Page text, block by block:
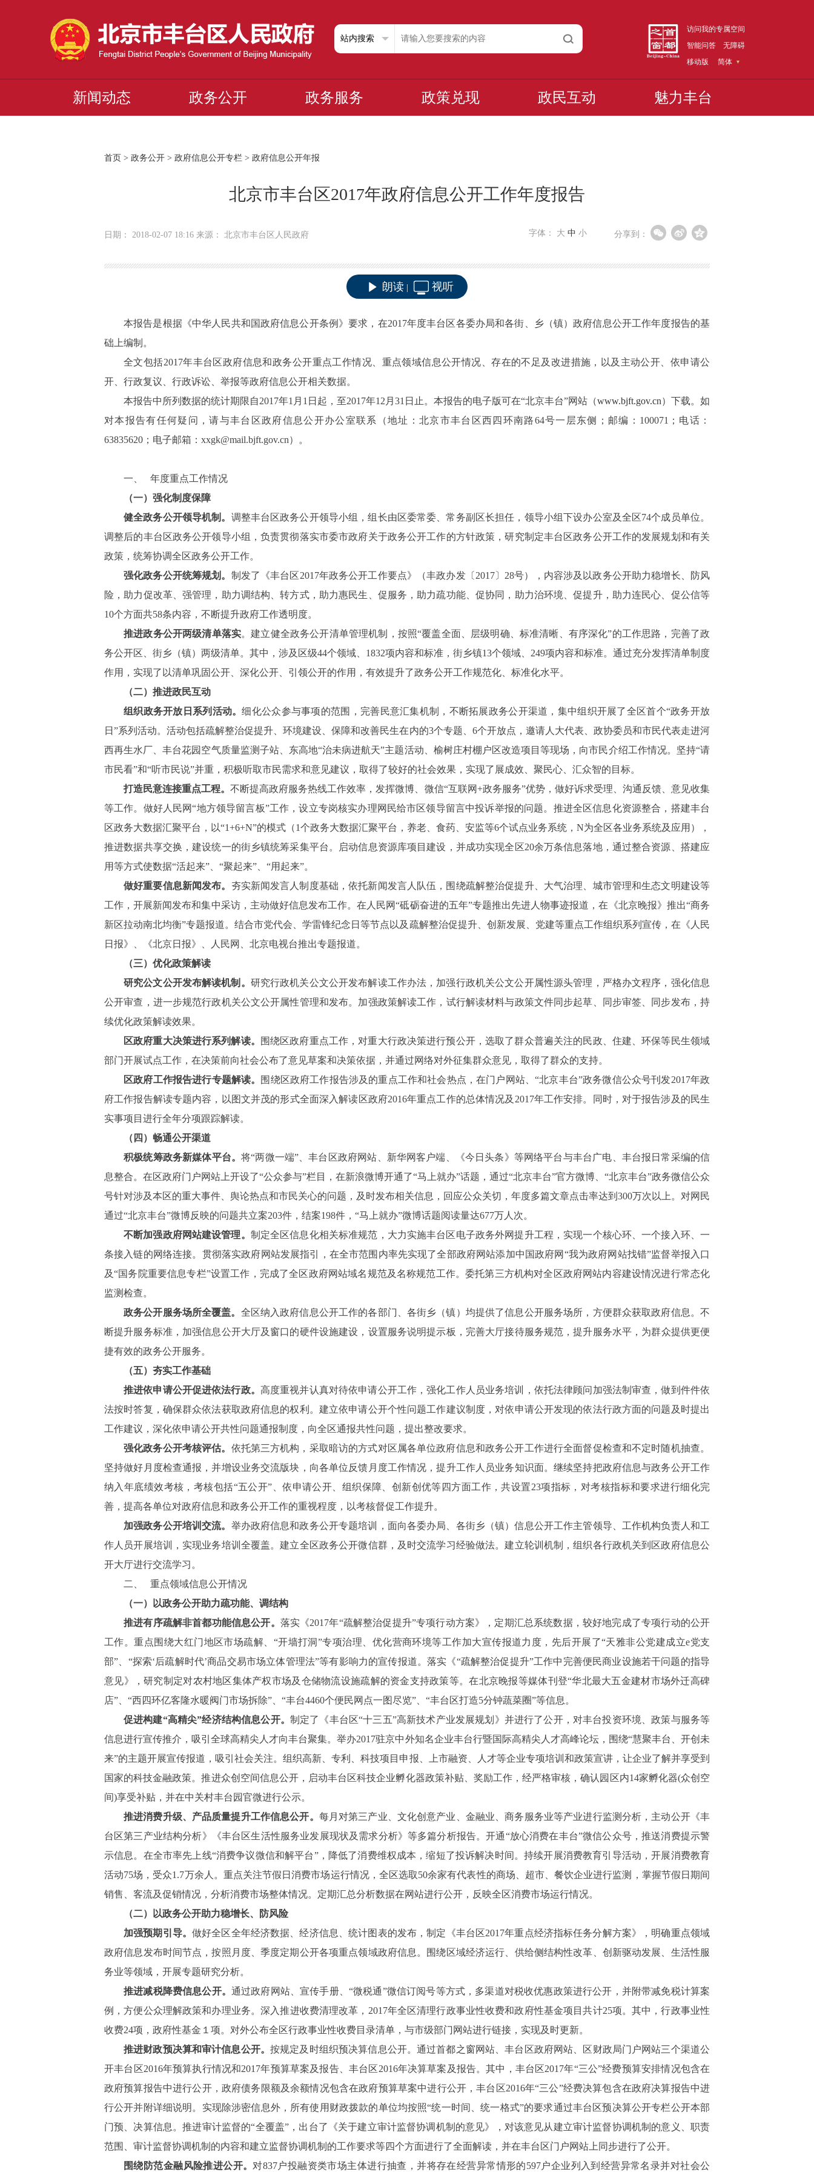
访问我的专属空间
智能问答
无障碍
移动版
简体
新闻动态 政务公开 政务服务 政策兑现 政民互动 魅力丰台
首页 > 政务公开 > 政府信息公开专栏 > 政府信息公开年报
北京市丰台区2017年政府信息公开工作年度报告
日期： 2018-02-07 18:16 来源： 北京市丰台区人民政府 分享到：
字体： 大 中 小
朗读 视听
本报告是根据《中华人民共和国政府信息公开条例》要求，在2017年度丰台区各委办局和各街、乡（镇）政府信息公开工作年度报告的基
础上编制。
全文包括2017年丰台区政府信息和政务公开重点工作情况、重点领域信息公开情况、存在的不足及改进措施，以及主动公开、依申请公
开、行政复议、行政诉讼、举报等政府信息公开相关数据。
本报告中所列数据的统计期限自2017年1 月 1 日起，至2017年12 月 31 日止。本报告的电子版可在“北京丰台”网站（www.bjft.gov.cn）下载。如
对本报告有任何疑问，请与丰台区政府信息公开办公室联系（地址：北京市丰台区西四环南路64号一层东侧；邮编： 100071 ；电话：
63835620 ；电子邮箱： xxgk@mail.bjft.gov.cn）。
一、
年度重点工作情况
（一）强化制度保障
健全政务公开领导机制。 调整丰台区政务公开领导小组，组长由区委常委、常务副区长担任，领导小组下设办公室及全区74个成员单位。
调整后的丰台区政务公开领导小组，负责贯彻落实市委市政府关于政务公开工作的方针政策，研究制定丰台区政务公开工作的发展规划和有关
政策，统筹协调全区政务公开工作。
强化政务公开统筹规划。 制发了《丰台区2017年政务公开工作要点》（丰政办发〔 2017〕 28号），内容涉及以政务公开助力稳增长、防风
险，助力促改革、强管理，助力调结构、转方式，助力惠民生、促服务，助力疏功能、促协同，助力治环境、促提升，助力连民心、促公信等
10个方面共58条内容，不断提升政府工作透明度。
推进政务公开两级清单落实。建立健全政务公开清单管理机制，按照“覆盖全面、层级明确、标准清晰、有序深化”的工作思路，完善了政
务公开区、街乡（镇）两级清单。其中，涉及区级44个领域、 1832项内容和标准，街乡镇13个领域、 249项内容和标准。通过充分发挥清单制度
作用，实现了以清单巩固公开、深化公开、引领公开的作用，有效提升了政务公开工作规范化、标准化水平。
（二） 推进政民互动
组织政务开放日系列活动。细化公众参与事项的范围，完善民意汇集机制，不断拓展政务公开渠道，集中组织开展了全区首个“政务开放
日”系列活动。活动包括疏解整治促提升、环境建设、保障和改善民生在内的3个专题、 6个开放点，邀请人大代表、政协委员和市民代表走进河
西再生水厂、丰台花园空气质量监测子站、东高地“治未病进航天”主题活动、榆树庄村棚户区改造项目等现场，向市民介绍工作情况。坚持“请
市民看”和“听市民说”并重，积极听取市民需求和意见建议，取得了较好的社会效果，实现了展成效、聚民心、汇众智的目标。
打造民意连接重点工程。不断提高政府服务热线工作效率，发挥微博、微信“互联网+政务服务”优势，做好诉求受理、沟通反馈、意见收集
等工作。做好人民网“地方领导留言板”工作，设立专岗核实办理网民给市区领导留言中投诉举报的问题。推进全区信息化资源整合，搭建丰台
区政务大数据汇聚平台，以“1+6+N”的模式（1个政务大数据汇聚平台，养老、食药、安监等6个试点业务系统， N为全区各业务系统及应用），
推进数据共享交换，建设统一的街乡镇统筹采集平台。启动信息资源库项目建设，并成功实现全区20余万条信息落地，通过整合资源、搭建应
用等方式使数据“活起来”、“聚起来”、“用起来”。
做好重要信息新闻发布。 夯实新闻发言人制度基础，依托新闻发言人队伍，围绕疏解整治促提升、大气治理、城市管理和生态文明建设等
工作，开展新闻发布和集中采访，主动做好信息发布工作。在人民网“砥砺奋进的五年”专题推出先进人物事迹报道，在《北京晚报》推出“商务
新区拉动南北均衡”专题报道。结合市党代会、学雷锋纪念日等节点以及疏解整治促提升、创新发展、党建等重点工作组织系列宣传，在《人民
日报》、《北京日报》、人民网、北京电视台推出专题报道。
（三）优化政策解读
研究公文公开发布解读机制。 研究行政机关公文公开发布解读工作办法，加强行政机关公文公开属性源头管理，严格办文程序，强化信息
公开审查，进一步规范行政机关公文公开属性管理和发布。加强政策解读工作，试行解读材料与政策文件同步起草、同步审签、同步发布，持
续优化政策解读效果。
区政府重大决策进行系列解读。
围绕区政府重点工作，对重大行政决策进行预公开，选取了群众普遍关注的民政、住建、环保等民生领域
部门开展试点工作，在决策前向社会公布了意见草案和决策依据，并通过网络对外征集群众意见，取得了群众的支持。
区政府工作报告进行专题解读。 围绕区政府工作报告涉及的重点工作和社会热点，在门户网站、“北京丰台”政务微信公众号刊发2017年政
府工作报告解读专题内容，以图文并茂的形式全面深入解读区政府2016年重点工作的总体情况及 2017年工作安排。同时，对于报告涉及的民生
实事项目进行全年分项跟踪解读。
（四）畅通公开渠道
积极统筹政务新媒体平台。 将“两微一端”、丰台区政府网站、新华网客户端、《今日头条》等网络平台与丰台广电、丰台报日常采编的信
息整合。在区政府门户网站上开设了“公众参与”栏目，在新浪微博开通了“马上就办”话题，通过“北京丰台”官方微博、“北京丰台”政务微信公众
号针对涉及本区的重大事件、舆论热点和市民关心的问题，及时发布相关信息，回应公众关切，年度多篇文章点击率达到 300万次以上。对网民
通过“北京丰台”微博反映的问题共立案203件，结案198件，“马上就办”微博话题阅读量达677万人次。
不断加强政府网站建设管理。 制定全区信息化相关标准规范，大力实施丰台区电子政务外网提升工程，实现一个核心环、一个接入环、一
条接入链的网络连接。贯彻落实政府网站发展指引，在全市范围内率先实现了全部政府网站添加中国政府网“我为政府网站找错”监督举报入口
及“国务院重要信息专栏”设置工作，完成了全区政府网站域名规范及名称规范工作。委托第三方机构对全区政府网站内容建设情况进行常态化
监测检查。
政务公开服务场所全覆盖。 全区纳入政府信息公开工作的各部门、各街乡（镇）均提供了信息公开服务场所，方便群众获取政府信息。不
断提升服务标准，加强信息公开大厅及窗口的硬件设施建设，设置服务说明提示板， 完善大厅接待服务规范，提升服务水平 ，为群众提供更便
捷有效的政务公开服务。
（五）夯实工作基础
推进依申请公开促进依法行政。 高度重视并认真对待依申请公开工作，强化工作人员业务培训，依托法律顾问加强法制审查，做到件件依
法按时答复，确保群众依法获取政府信息的权利。建立依申请公开个性问题工作建议制度，对依申请公开发现的依法行政方面的问题及时提出
工作建议，深化依申请公开共性问题通报制度，向全区通报共性问题，提出整改要求。
强化政务公开考核评估。 依托第三方机构，采取暗访的方式对区属各单位政府信息和政务公开工作进行全面督促检查和不定时随机抽查。
坚持做好月度检查通报，并增设业务交流版块，向各单位反馈月度工作情况，提升工作人员业务知识面。继续坚持把政府信息与政务公开工作
纳入年底绩效考核， 考核包括“五公开”、依申请公开、组织保障、创新创优等四方面工作，共设置23项指标， 对考核指标和要求进行细化完
善，提高各单位对政府信息和政务公开工作的重视程度，以考核督促工作提升。
加强政务公开培训交流。 举办政府信息和政务公开专题培训，面向各委办局、各街乡（镇）信息公开工作主管领导、工作机构负责人和工
作人员开展培训，实现业务培训全覆盖。建立全区政务公开微信群，及时交流学习经验做法。建立轮训机制，组织各行政机关到区政府信息公
开大厅进行交流学习。
二、
重点领域信息公开情况
（一）以政务公开助力疏功能、调结构
推进有序疏解非首都功能信息公开。 落实《2017年“疏解整治促提升”专项行动方案》，定期汇总系统数据，较好地完成了专项行动的公开
工作。重点围绕大红门地区市场疏解、“开墙打洞”专项治理、优化营商环境等工作加大宣传报道力度，先后开展了“天雅非公党建成立e党支
部”、“探索‘后疏解时代’商品交易市场立体管理法”等有影响力的宣传报道。落实《“疏解整治促提升”工作中完善便民商业设施若干问题的指导
意见》，研究制定对农村地区集体产权市场及仓储物流设施疏解的资金支持政策等。在北京晚报等媒体刊登“华北最大五金建材市场外迁高碑
店”、“西四环亿客隆水暖阀门市场拆除”、“丰台4460个便民网点一图尽览”、“丰台区打造5分钟蔬菜圈”等信息。
促进构建“高精尖”经济结构信息公开。 制定了《丰台区“十三五”高新技术产业发展规划》并进行了公开，对丰台投资环境、政策与服务等
信息进行宣传推介，吸引全球高精尖人才向丰台聚集。举办2017驻京中外知名企业丰台行暨国际高精尖人才高峰论坛，围绕“慧聚丰台、开创未
来”的主题开展宣传报道，吸引社会关注。组织高新、专利、科技项目申报、上市融资、人才等企业专项培训和政策宣讲，让企业了解并享受到
国家的科技金融政策。推进众创空间信息公开，启动丰台区科技企业孵化器政策补贴、奖励工作，经严格审核，确认园区内14家孵化器(众创空
间)享受补贴，并在中关村丰台园官微进行公示。
推进消费升级、产品质量提升工作信息公开。 每月对第三产业、文化创意产业、金融业、商务服务业等产业进行监测分析，主动公开《丰
台区第三产业结构分析》《丰台区生活性服务业发展现状及需求分析》等多篇分析报告。开通“放心消费在丰台”微信公众号，推送消费提示警
示信息。在全市率先上线“消费争议微信和解平台”，降低了消费维权成本，缩短了投诉解决时间。持续开展消费教育引导活动，开展消费教育
活动75场，受众1.7万余人。重点关注节假日消费市场运行情况，全区选取50余家有代表性的商场、超市、餐饮企业进行监测，掌握节假日期间
销售、客流及促销情况，分析消费市场整体情况。定期汇总分析数据在网站进行公开，反映全区消费市场运行情况。
（二）以政务公开助力稳增长、防风险
加强预期引导。 做好全区全年经济数据、经济信息、统计图表的发布，制定《丰台区2017年重点经济指标任务分解方案》，明确重点领域
政府信息发布时间节点，按照月度、季度定期公开各项重点领域政府信息。围绕区域经济运行、供给侧结构性改革、创新驱动发展、生活性服
务业等领域，开展专题研究分析。
推进减税降费信息公开。 通过政府网站、宣传手册、 “微税通”微信订阅号等方式，多渠道对税收优惠政策进行公开，并附带减免税计算案
例，方便公众理解政策和办理业务。深入推进收费清理改革， 2017年全区清理行政事业性收费和政府性基金项目共计25项。其中，行政事业性
收费24项，政府性基金１项。对外公布全区行政事业性收费目录清单，与市级部门网站进行链接，实现及时更新。
推进财政预决算和审计信息公开。按规定及时组织预决算信息公开。通过首都之窗网站、丰台区政府网站、区财政局门户网站三个渠道公
开丰台区2016年预算执行情况和2017年预算草案及报告、丰台区2016年决算草案及报告。其中，丰台区2017年“三公”经费预算安排情况包含在
政府预算报告中进行公开，政府债务限额及余额情况包含在政府预算草案中进行公开，丰台区2016年“三公”经费决算包含在政府决算报告中进
行公开并附详细说明。实现除涉密信息外，所有使用财政拨款的单位均按照“统一时间、统一格式”的要求通过丰台区预决算公开专栏公开本部
门预、决算信息。推进审计监督的“全覆盖”，出台了《关于建立审计监督协调机制的意见》，对该意见从建立审计监督协调机制的意义、职责
范围、审计监督协调机制的内容和建立监督协调机制的工作要求等四个方面进行了全面解读，并在丰台区门户网站上同步进行了公开。
围绕防范金融风险推进公开。 对837户投融资类市场主体进行抽查，并将存在经营异常情形的597户企业列入到经营异常名录并对社会公